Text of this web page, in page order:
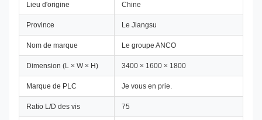
Lieu d'origine Chine
Province Le Jiangsu
Nom de marque Le groupe ANCO
Dimension (L × W × H) 3400 × 1600 × 1800
Marque de PLC Je vous en prie.
Ratio L/D des vis 75